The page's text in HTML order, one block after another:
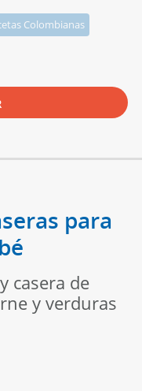
Colombianas
para
casera de
y verduras